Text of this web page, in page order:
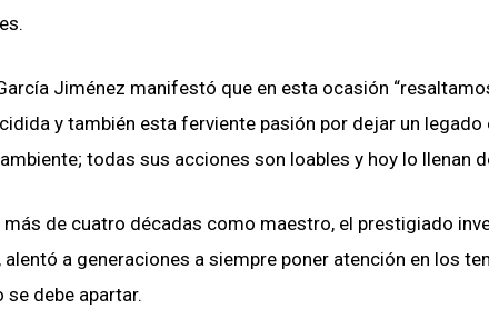
Jiménez manifestó que en esta ocasión
y también esta ferviente pasión por dejar un
todas sus acciones son loables y hoy lo llenan
de cuatro décadas como maestro, el prestigiado
a generaciones a siempre poner atención en los
debe apartar.